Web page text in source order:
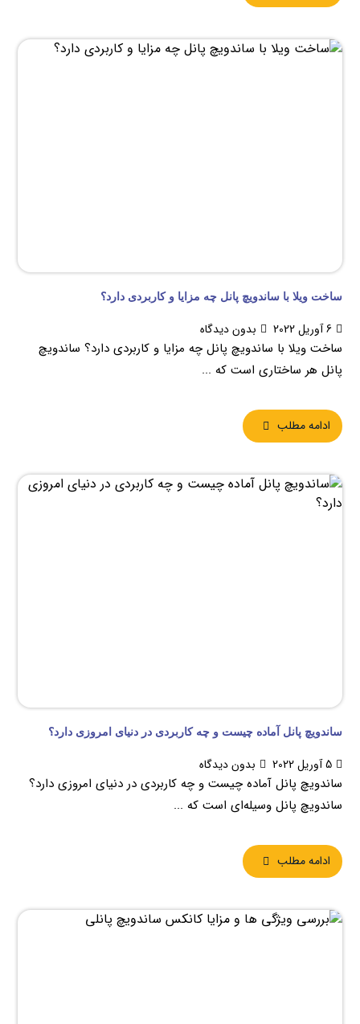
ساخت ویلا با ساندویچ پانل چه مزایا و کاربردی دارد؟
6 آوریل 2022 بدون دیدگاه
ساخت ویلا با ساندویچ پانل چه مزایا و کاربردی دارد؟ ساندویچ
پانل هر ساختاری است که ...
ادامه مطلب
ساندویچ پانل آماده چیست و چه کاربردی در دنیای امروزی دارد؟
5 آوریل 2022 بدون دیدگاه
ساندویچ پانل آماده چیست و چه کاربردی در دنیای امروزی دارد؟
ساندویچ پانل وسیله‌ای است که ...
ادامه مطلب